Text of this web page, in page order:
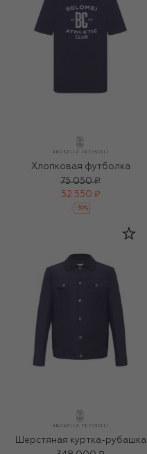
Хлопковая футболка
75 050 ₽
52 550 ₽
-30%
Шерстяная куртка-рубашка